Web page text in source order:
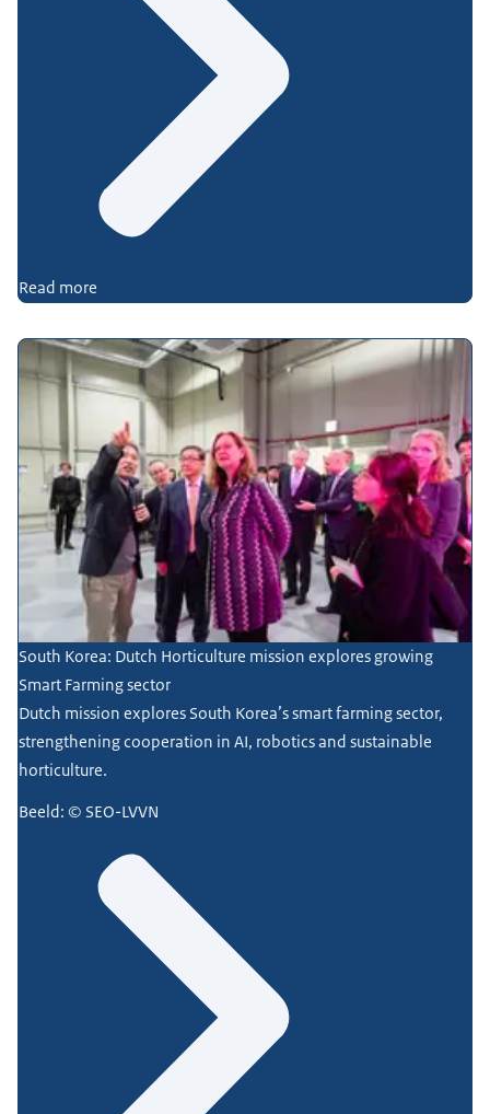
Read more
South Korea: Dutch Horticulture mission explores growing
Smart Farming sector
Dutch mission explores South Korea’s smart farming sector,
strengthening cooperation in AI, robotics and sustainable
horticulture.
Beeld: © SEO-LVVN